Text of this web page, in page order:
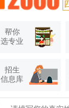
帮你
选专业
招生
信息库